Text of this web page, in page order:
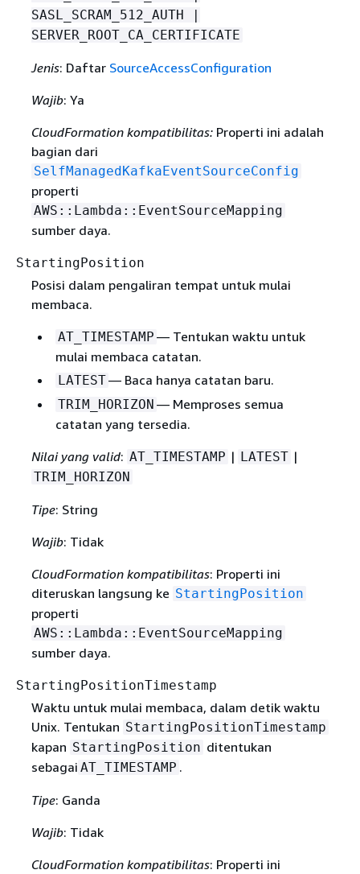
SASL_SCRAM_512_AUTH |
SERVER_ROOT_CA_CERTIFICATE
Jenis: Daftar SourceAccessConfiguration
Wajib: Ya
CloudFormation kompatibilitas:Properti ini adalah
bagian dari
SelfManagedKafkaEventSourceConfig
properti
AWS::Lambda::EventSourceMapping
sumber daya.
StartingPosition
Posisi dalam pengaliran tempat untuk mulai
membaca.
AT_TIMESTAMP — Tentukan waktu untuk
mulai membaca catatan.
LATEST— Baca hanya catatan baru.
TRIM_HORIZON — Memproses semua
catatan yang tersedia.
Nilai yang valid: AT_TIMESTAMP | LATEST |
TRIM_HORIZON
Tipe: String
Wajib: Tidak
CloudFormation kompatibilitas: Properti ini
diteruskan langsung ke StartingPosition
properti
AWS::Lambda::EventSourceMapping
sumber daya.
StartingPositionTimestamp
Waktu untuk mulai membaca, dalam detik waktu
Unix. Tentukan StartingPositionTimestamp
kapan StartingPosition ditentukan
sebagai AT_TIMESTAMP .
Tipe: Ganda
Wajib: Tidak
CloudFormation kompatibilitas: Properti ini